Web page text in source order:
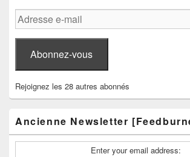
Adresse
e-
mail
Abonnez-vous
Rejoignez les 28 autres abonnés
Ancienne Newsletter
Enter your email address: